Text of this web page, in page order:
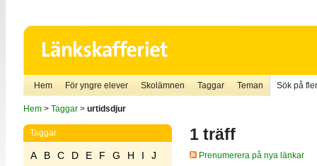
Hem För yngre elever Skolämnen Taggar Teman Sök på
Hem> Taggar> urtidsdjur
Taggar
A B C D E F G H I
J
1 träff
Prenumerera på nya länkar